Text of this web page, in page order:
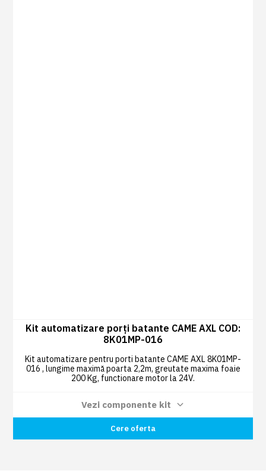
Kit automatizare porți batante CAME AXL COD:
8K01MP-016
Kit automatizare pentru porti batante CAME AXL 8K01MP-
016 , lungime maximă poarta 2,2m, greutate maxima foaie
200 Kg, functionare motor la 24V.
Vezi componente kit
Motoreductor ireversibil AXL20DGS 24 V
cu encoder pentru porți batante cu canat
2 BUC
Cere oferta